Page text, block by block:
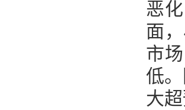
恶
面
市
低
大